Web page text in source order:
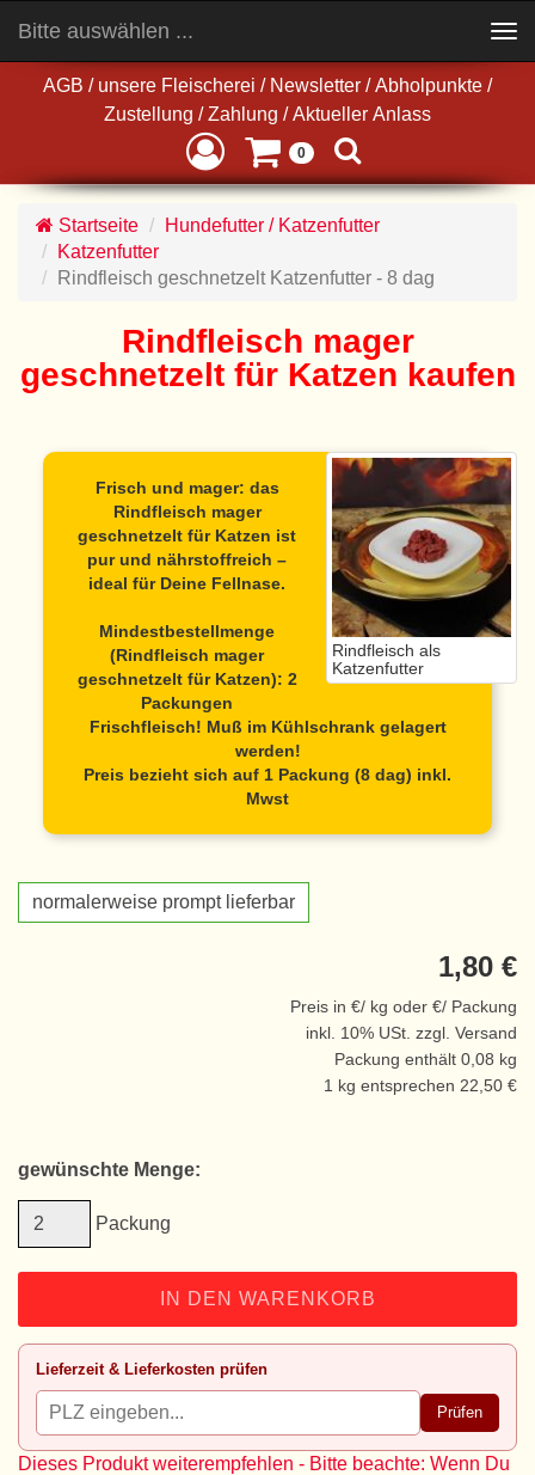
AGB / unsere Fleischerei / Newsletter / Abholpunkte /
Zustellung / Zahlung / Aktueller Anlass
0
Bitte auswählen ...
navigation
Startseite
Hundefutter / Katzenfutter
Katzenfutter
Rindfleisch geschnetzelt Katzenfutter - 8 dag
Rindfleisch mager
geschnetzelt für Katzen kaufen
Rindfleisch als
Katzenfutter
Frisch und mager: das
Rindfleisch mager
geschnetzelt für Katzen ist
pur und nährstoffreich –
ideal für Deine Fellnase.
Mindestbestellmenge
(Rindfleisch mager
geschnetzelt für Katzen): 2
Packungen
Frischfleisch! Muß im Kühlschrank gelagert
werden!
Preis bezieht sich auf 1 Packung (8 dag) inkl.
Mwst
normalerweise prompt lieferbar
1,80 €
Preis in €/ kg oder €/ Packung
inkl. 10% USt. zzgl. Versand
Packung enthält 0,08 kg
1 kg entsprechen 22,50 €
gewünschte Menge:
Packung
IN DEN WARENKORB
Lieferzeit & Lieferkosten prüfen
Prüfen
Dieses Produkt weiterempfehlen - Bitte beachte: Wenn Du